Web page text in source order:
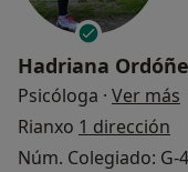
Hadriana
Psicóloga · Ver más
Rianxo 1 dirección
Núm. Colegiado: G-